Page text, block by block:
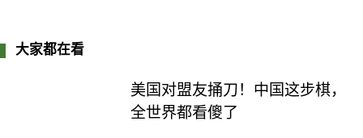
大家都在看
美国对盟友捅刀！中国这步棋，
全世界都看傻了